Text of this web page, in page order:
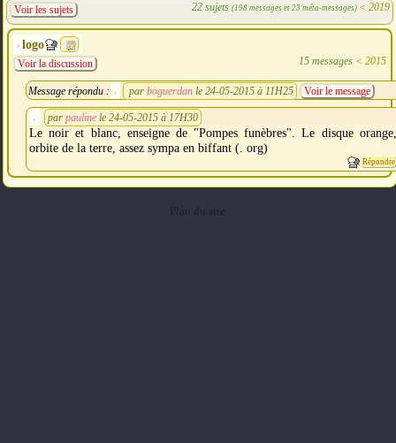
22 sujets (198 messages et 23 méta-messages) < 2019
Voir les sujets
logo
15 messages< 2015
Voir la discussion
Message répondu : par boguerdan le 24-05-2015 à 11H25 Voir le message
par pauline le 24-05-2015 à 17H30
Le noir et blanc, enseigne de "Pompes funèbres". Le disque orange,
orbite de la terre, assez sympa en biffant (. org)
Répondre
Plan du site